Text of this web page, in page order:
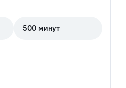
500 минут